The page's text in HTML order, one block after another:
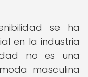
se ha
en la industria
no es una
masculina